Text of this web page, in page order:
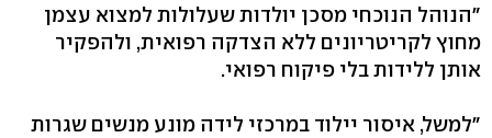
"הנוהל הנוכחי מסכן יולדות שעלולות למצוא עצמן
מחוץ לקריטריונים ללא הצדקה רפואית, ולהפקיר
אותן ללידות בלי פיקוח רפואי.
"למשל, איסור יילוד במרכזי לידה מונע מנשים שגרות